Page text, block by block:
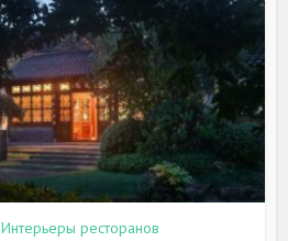
Интерьеры ресторанов